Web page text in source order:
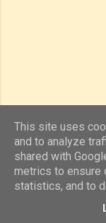
This site uses
and to analyze
shared with
metrics to ensure
statistics, and to